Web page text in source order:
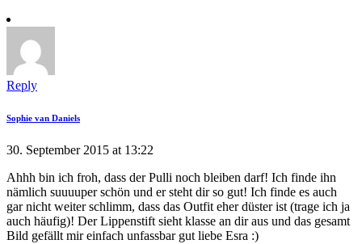
Reply
Sophie van Daniels
30. September 2015 at 13:22
Ahhh bin ich froh, dass der Pulli noch bleiben darf! Ich finde ihn
nämlich suuuuper schön und er steht dir so gut! Ich finde es auch
gar nicht weiter schlimm, dass das Outfit eher düster ist (trage ich ja
auch häufig)! Der Lippenstift sieht klasse an dir aus und das gesamt
Bild gefällt mir einfach unfassbar gut liebe Esra :)